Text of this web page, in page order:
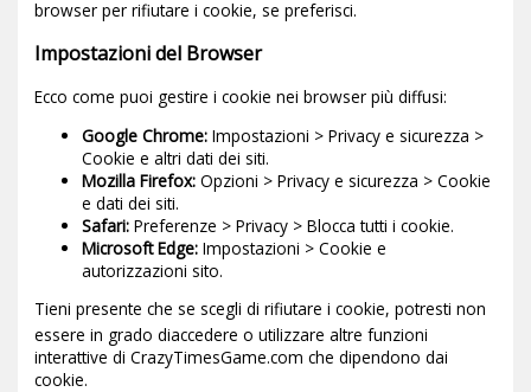
browser per rifiutare i cookie, se preferisci.
Impostazioni del Browser
Ecco come puoi gestire i cookie nei browser più diffusi:
Google Chrome: Impostazioni > Privacy e sicurezza >
Cookie e altri dati dei siti.
Mozilla Firefox: Opzioni > Privacy e sicurezza > Cookie
e dati dei siti.
Safari: Preferenze > Privacy > Blocca tutti i cookie.
Microsoft Edge: Impostazioni > Cookie e
autorizzazioni sito.
Tieni presente che se scegli di rifiutare i cookie, potresti non
essere in grado diaccedere o utilizzare altre funzioni
interattive di CrazyTimesGame.com che dipendono dai
cookie.